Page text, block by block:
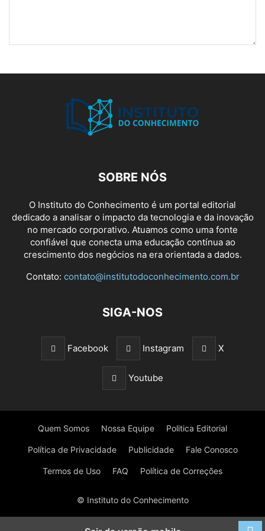
SOBRE NÓS
O Instituto do Conhecimento é um portal editorial
dedicado a analisar o impacto da tecnologia e da inovação
no mercado corporativo. Atuamos como uma fonte
confiável que conecta uma educação contínua ao
crescimento dos negócios na era orientada a dados.
Contato: contato@institutodoconhecimento.com.br
SIGA-NOS
Facebook Instagram X
Youtube
Quem Somos Nossa Equipe Politica Editorial
Política de Privacidade Publicidade Fale Conosco
Termos de Uso FAQ Política de Correções
© Instituto do Conhecimento